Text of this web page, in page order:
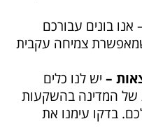
אנו בונים עבורכם
צמיחה עקבית
– יש לנו כלים
של המדינה בהשקעות
בדקו עימנו את